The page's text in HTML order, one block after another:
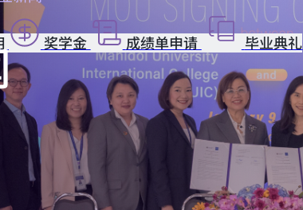
奖学金 成绩单申请 毕业典礼